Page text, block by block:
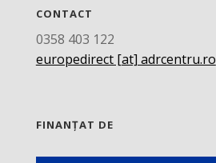
CONTACT
0358 403 122
europedirect [at] adrcentru.ro
FINANȚAT DE